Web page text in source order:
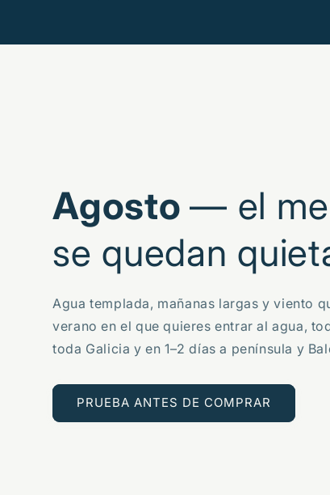
Agosto— el
se quedan
Agua templada, mañanas largas y viento
verano en el que quieres entrar al agua,
toda Galicia y en 1–2 días a península y
PRUEBA ANTES DE COMPRAR